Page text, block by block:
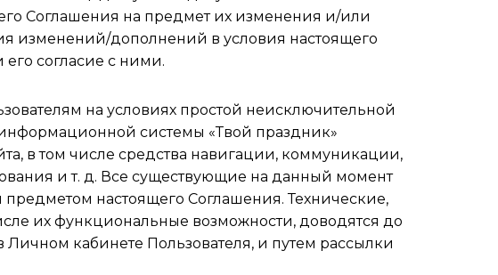
Соглашения на предмет их изменения и/или
изменений/дополнений в условия настоящего
согласие с ними.
на условиях простой неисключительной
системы «Твой праздник»
в том числе средства навигации, коммуникации,
и т. д. Все существующие на данный момент
настоящего Соглашения. Технические,
их функциональные возможности, доводятся до
кабинете Пользователя, и путем рассылки